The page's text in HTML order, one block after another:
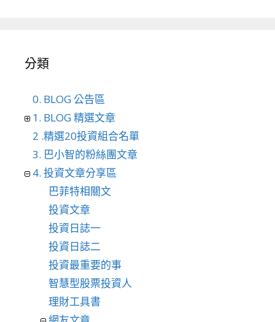
分類
0. BLOG 公告區
1. BLOG 精選文章
2 .精選20投資組合名單
3. 巴小智的粉絲團文章
4. 投資文章分享區
巴菲特相關文
投資文章
投資日誌一
投資日誌二
投資最重要的事
智慧型股票投資人
理財工具書